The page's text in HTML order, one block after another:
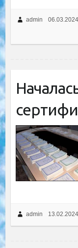
admin 06.03.2024
admin 13.02.2024